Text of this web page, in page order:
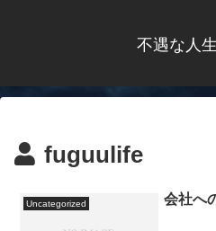
不遇な人
fuguulife
Uncategorized 会社へ